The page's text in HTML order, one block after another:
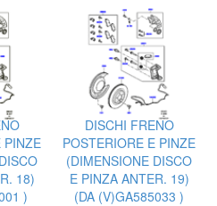
PINZE
18)
)
DISCHI FRENO
POSTERIORE E PINZE
(DIMENSIONE DISCO
E PINZA ANTER. 19)
(DA (V)GA585033 )